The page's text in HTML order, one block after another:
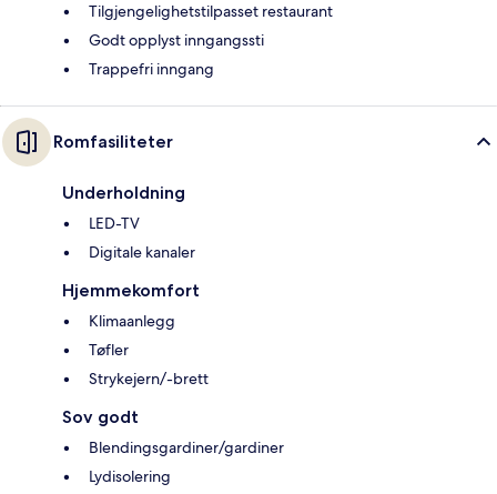
Tilgjengelighetstilpasset restaurant
Godt opplyst inngangssti
Trappefri inngang
Romfasiliteter
Underholdning
LED-TV
Digitale kanaler
Hjemmekomfort
Klimaanlegg
Tøfler
Strykejern/-brett
Sov godt
Blendingsgardiner/gardiner
Lydisolering